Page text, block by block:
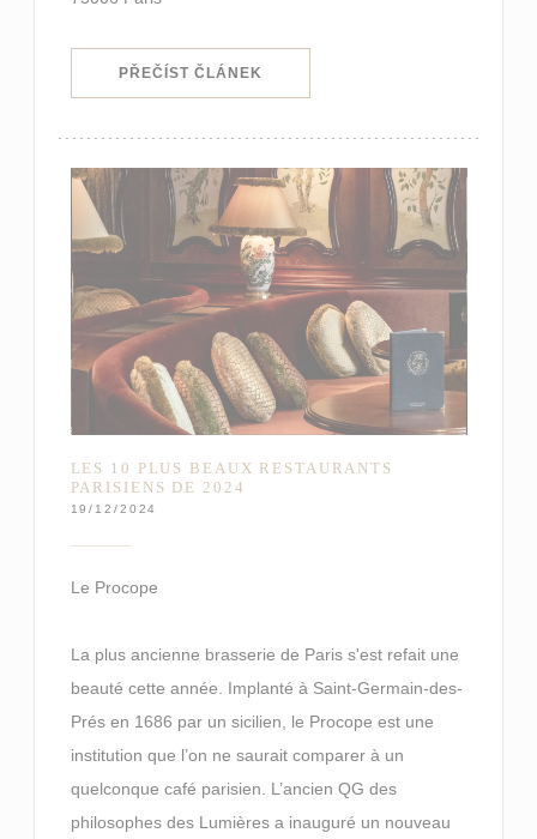
PŘEČÍST ČLÁNEK
LES 10 PLUS BEAUX RESTAURANTS
PARISIENS DE 2024
19/12/2024
Le Procope
La plus ancienne brasserie de Paris s'est refait une
beauté cette année. Implanté à Saint-Germain-des-
Prés en 1686 par un sicilien, le Procope est une
institution que l’on ne saurait comparer à un
quelconque café parisien. L’ancien QG des
philosophes des Lumières a inauguré un nouveau